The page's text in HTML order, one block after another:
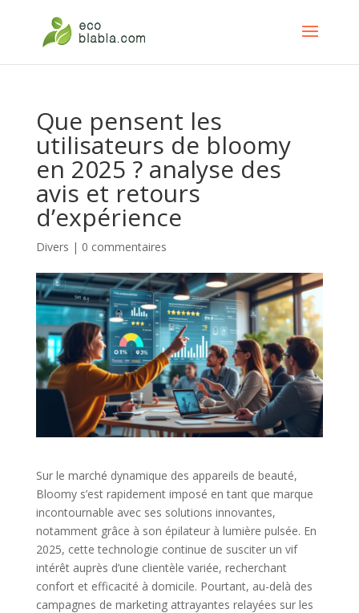
Que pensent les
utilisateurs de bloomy
en 2025 ? analyse des
avis et retours
d’expérience
Divers | 0 commentaires
Sur le marché dynamique des appareils de beauté,
Bloomy s’est rapidement imposé en tant que marque
incontournable avec ses solutions innovantes,
notamment grâce à son épilateur à lumière pulsée. En
2025, cette technologie continue de susciter un vif
intérêt auprès d’une clientèle variée, recherchant
confort et efficacité à domicile. Pourtant, au-delà des
campagnes de marketing attrayantes relayées sur les